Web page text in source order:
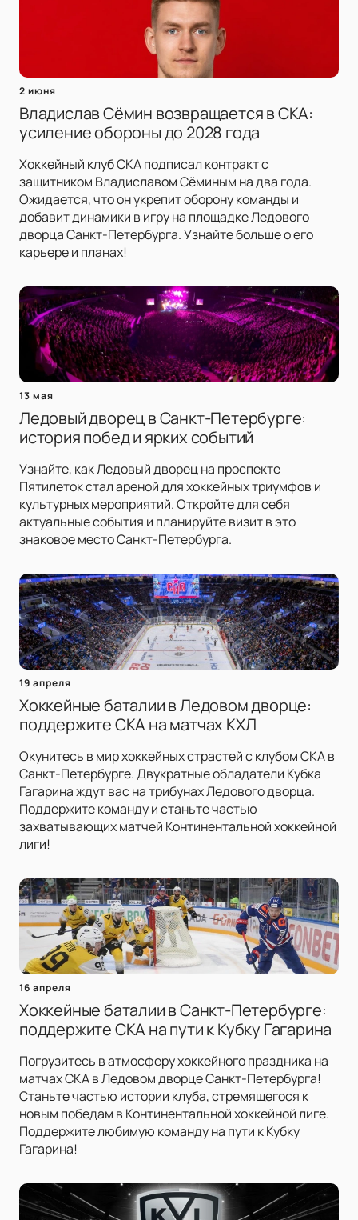
2 июня
Владислав Сёмин возвращается в СКА:
усиление обороны до 2028 года
Хоккейный клуб СКА подписал контракт с
защитником Владиславом Сёминым на два года.
Ожидается, что он укрепит оборону команды и
добавит динамики в игру на площадке Ледового
дворца Санкт-Петербурга. Узнайте больше о его
карьере и планах!
13 мая
Ледовый дворец в Санкт-Петербурге:
история побед и ярких событий
Узнайте, как Ледовый дворец на проспекте
Пятилеток стал ареной для хоккейных триумфов и
культурных мероприятий. Откройте для себя
актуальные события и планируйте визит в это
знаковое место Санкт-Петербурга.
19 апреля
Хоккейные баталии в Ледовом дворце:
поддержите СКА на матчах КХЛ
Окунитесь в мир хоккейных страстей с клубом СКА в
Санкт-Петербурге. Двукратные обладатели Кубка
Гагарина ждут вас на трибунах Ледового дворца.
Поддержите команду и станьте частью
захватывающих матчей Континентальной хоккейной
лиги!
16 апреля
Хоккейные баталии в Санкт-Петербурге:
поддержите СКА на пути к Кубку Гагарина
Погрузитесь в атмосферу хоккейного праздника на
матчах СКА в Ледовом дворце Санкт-Петербурга!
Станьте частью истории клуба, стремящегося к
новым победам в Континентальной хоккейной лиге.
Поддержите любимую команду на пути к Кубку
Гагарина!